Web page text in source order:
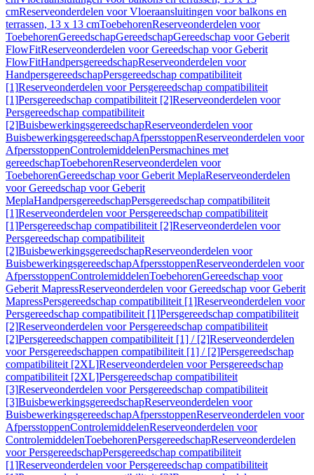
cmReserveonderdelen voor Vloeraansluitingen voor balkons en
terrassen, 13 x 13 cmToebehorenReserveonderdelen voor
ToebehorenGereedschapGereedschapGereedschap voor Geberit
FlowFitReserveonderdelen voor Gereedschap voor Geberit
FlowFitHandpersgereedschapReserveonderdelen voor
HandpersgereedschapPersgereedschap compatibiliteit
[1]Reserveonderdelen voor Persgereedschap compatibiliteit
[1]Persgereedschap compatibiliteit [2]Reserveonderdelen voor
Persgereedschap compatibiliteit
[2]BuisbewerkingsgereedschapReserveonderdelen voor
BuisbewerkingsgereedschapAfpersstoppenReserveonderdelen voor
AfpersstoppenControlemiddelenPersmachines met
gereedschapToebehorenReserveonderdelen voor
ToebehorenGereedschap voor Geberit MeplaReserveonderdelen
voor Gereedschap voor Geberit
MeplaHandpersgereedschapPersgereedschap compatibiliteit
[1]Reserveonderdelen voor Persgereedschap compatibiliteit
[1]Persgereedschap compatibiliteit [2]Reserveonderdelen voor
Persgereedschap compatibiliteit
[2]BuisbewerkingsgereedschapReserveonderdelen voor
BuisbewerkingsgereedschapAfpersstoppenReserveonderdelen voor
AfpersstoppenControlemiddelenToebehorenGereedschap voor
Geberit MapressReserveonderdelen voor Gereedschap voor Geberit
MapressPersgereedschap compatibiliteit [1]Reserveonderdelen voor
Persgereedschap compatibiliteit [1]Persgereedschap compatibiliteit
[2]Reserveonderdelen voor Persgereedschap compatibiliteit
[2]Persgereedschappen compatibiliteit [1] / [2]Reserveonderdelen
voor Persgereedschappen compatibiliteit [1] / [2]Persgereedschap
compatibiliteit [2XL]Reserveonderdelen voor Persgereedschap
compatibiliteit [2XL]Persgereedschap compatibiliteit
[3]Reserveonderdelen voor Persgereedschap compatibiliteit
[3]BuisbewerkingsgereedschapReserveonderdelen voor
BuisbewerkingsgereedschapAfpersstoppenReserveonderdelen voor
AfpersstoppenControlemiddelenReserveonderdelen voor
ControlemiddelenToebehorenPersgereedschapReserveonderdelen
voor PersgereedschapPersgereedschap compatibiliteit
[1]Reserveonderdelen voor Persgereedschap compatibiliteit